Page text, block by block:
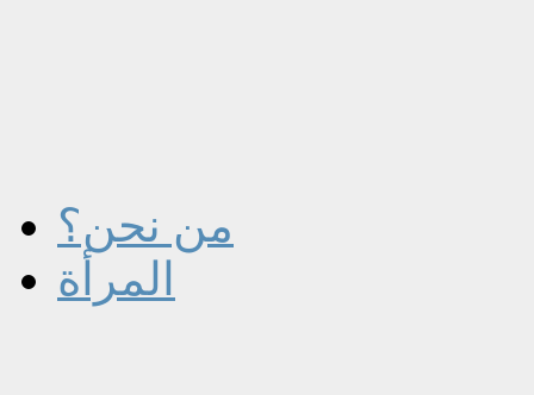
من نحن؟
المرأة